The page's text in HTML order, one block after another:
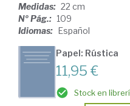
Medidas: 22 cm
Nº Pág.: 109
Idiomas: Español
Papel: Rústica
11,95 €
Stock en